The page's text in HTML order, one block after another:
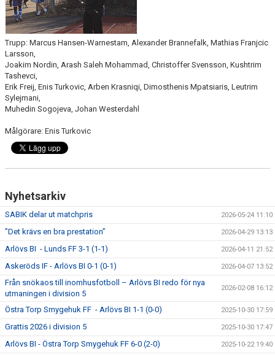
Trupp: Marcus Hansen-Warnestam, Alexander Brannefalk, Mathias Franjcic
Larsson,
Joakim Nordin, Arash Saleh Mohammad, Christoffer Svensson, Kushtrim
Tashevci,
Erik Freij, Enis Turkovic, Arben Krasniqi, Dimosthenis Mpatsiaris, Leutrim
Sylejmani,
Muhedin Sogojeva, Johan Westerdahl
Målgörare: Enis Turkovic
Nyhetsarkiv
SABIK delar ut matchpris 2026-05-24 11:10
”Det krävs en bra prestation” 2026-04-29 13:13
Arlövs BI - Lunds FF 3-1 (1-1) 2026-04-11 21:52
Askeröds IF - Arlövs BI 0-1 (0-1) 2026-04-07 13:52
Från snökaos till inomhusfotboll – Arlövs BI redo för nya
utmaningen i division 5
2026-02-08 16:12
Östra Torp Smygehuk FF - Arlövs BI 1-1 (0-0) 2025-10-30 17:59
Grattis 2026 i division 5 2025-10-30 17:47
Arlövs BI - Östra Torp Smygehuk FF 6-0 (2-0) 2025-10-22 19:40